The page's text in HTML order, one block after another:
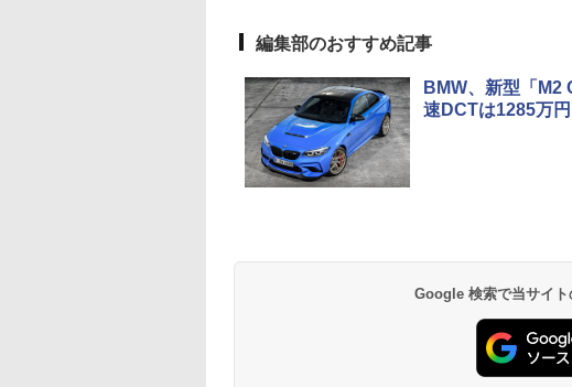
編集部のおすすめ記事
BMW、新型「M2
速DCTは1285万
Google 検索で当サイ